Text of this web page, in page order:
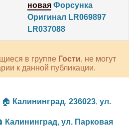
новая Форсунка
Оригинал LR069897
LR037088
в группе Гости, не могут
к данной публикации.
🏠 Калининград, 236023, ул.
Калининград, ул. Парковая